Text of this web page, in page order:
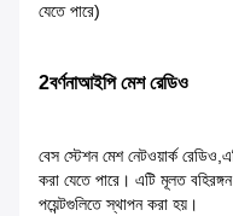
যেতে পারে)
2বর্ণনাআইপি মেশ রেডিও
বেস স্টেশন মেশ নেটওয়ার্ক
করা যেতে পারে। এটি মূলত
পয়েন্টগুলিতে স্থাপন করা হয়।